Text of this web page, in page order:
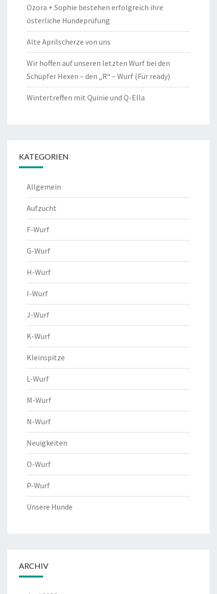
Ozora + Sophie bestehen erfolgreich ihre
österliche Hundeprüfung
Alte Aprilscherze von uns
Wir hoffen auf unseren letzten Wurf bei den
Schüpfer Hexen – den „R“ – Wurf (Für ready)
Wintertreffen mit Quinie und Q-Ella
KATEGORIEN
Allgemein
Aufzucht
F-Wurf
G-Wurf
H-Wurf
I-Wurf
J-Wurf
K-Wurf
Kleinspitze
L-Wurf
M-Wurf
N-Wurf
Neuigkeiten
O-Wurf
P-Wurf
Unsere Hunde
ARCHIV